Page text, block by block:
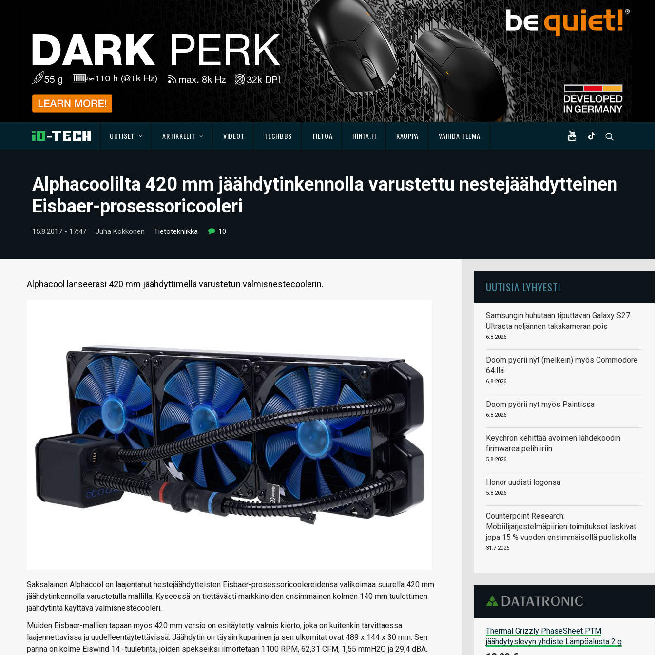
UUTISET ARTIKKELIT VIDEOT TECHBBS TIETOA HINTA.FI KAUPPA VAIHDA TEEMA
Alphacoolilta 420 mm jäähdytinkennolla varustettu nestejäähdytteinen
Eisbaer-prosessoricooleri
15.8.2017 - 17:47 Juha Kokkonen Tietotekniikka 10
Alphacool lanseerasi 420 mm jäähdyttimellä varustetun valmisnestecoolerin.
Saksalainen Alphacool on laajentanut nestejäähdytteisten Eisbaer-prosessoricoolereidensa valikoimaa suurella 420 mm
jäähdytinkennolla varustetulla mallilla. Kyseessä on tiettävästi markkinoiden ensimmäinen kolmen 140 mm tuulettimen
jäähdytintä käyttävä valmisnestecooleri.
Muiden Eisbaer-mallien tapaan myös 420 mm versio on esitäytetty valmis kierto, joka on kuitenkin tarvittaessa
laajennettavissa ja uudelleentäytettävissä. Jäähdytin on täysin kuparinen ja sen ulkomitat ovat 489 x 144 x 30 mm. Sen
parina on kolme Eiswind 14 -tuuletinta, joiden spekseiksi ilmoitetaan 1100 RPM, 62,31 CFM, 1,55 mmH2O ja 29,4 dBA.
UUTISIA LYHYESTI
Samsungin huhutaan tiputtavan Galaxy S27
Ultrasta neljännen takakameran pois
6.8.2026
Doom pyörii nyt (melkein) myös Commodore
64:llä
6.8.2026
Doom pyörii nyt myös Paintissa
6.8.2026
Keychron kehittää avoimen lähdekoodin
firmwarea pelihiiriin
5.8.2026
Honor uudisti logonsa
5.8.2026
Counterpoint Research:
Mobiilijärjestelmäpiirien toimitukset laskivat
jopa 15 % vuoden ensimmäisellä puoliskolla
31.7.2026
Thermal Grizzly PhaseSheet PTM
jäähdytyslevyn yhdiste Lämpöalusta 2 g